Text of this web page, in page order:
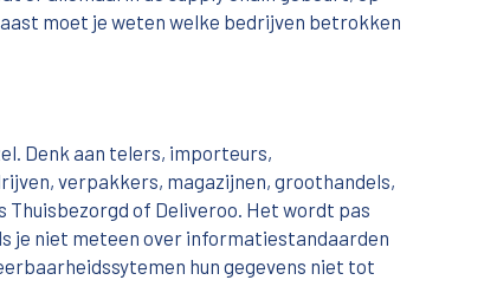
moet je weten welke bedrijven betrokken
Denk aan telers, importeurs,
verpakkers, magazijnen, groothandels,
of Deliveroo. Het wordt pas
je niet meteen over informatiestandaarden
hun gegevens niet tot